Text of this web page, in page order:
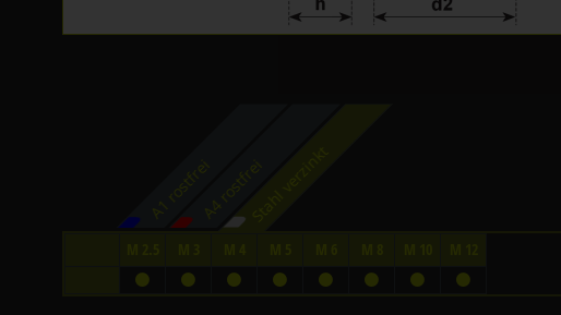
A1 rostfreiA4 rostfreiStahl verzinkt